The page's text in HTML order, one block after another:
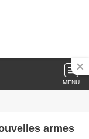
MENU
armes